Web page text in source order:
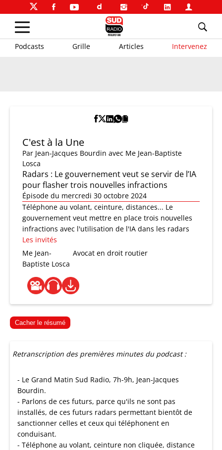
Podcasts Grille Articles Intervenez
C'est à la Une
Par Jean-Jacques Bourdin avec Me Jean-Baptiste
Losca
Radars : Le gouvernement veut se servir de l’IA
pour flasher trois nouvelles infractions
Épisode du mercredi 30 octobre 2024
Téléphone au volant, ceinture, distances... Le
gouvernement veut mettre en place trois nouvelles
infractions avec l'utilisation de l'IA dans les radars
Les invités
Me Jean-
Baptiste Losca
Avocat en droit routier
Cacher le résumé
Retranscription des premières minutes du podcast :
- Le Grand Matin Sud Radio, 7h-9h, Jean-Jacques
Bourdin.
- Parlons de ces futurs, parce qu'ils ne sont pas
installés, de ces futurs radars permettant bientôt de
sanctionner celles et ceux qui téléphonent en
conduisant.
- Téléphone au volant, ceinture non cliquée, distance